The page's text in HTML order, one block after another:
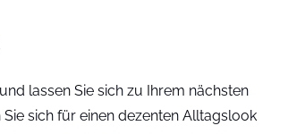
lassen Sie sich zu Ihrem nächsten
sich für einen dezenten Alltagslook